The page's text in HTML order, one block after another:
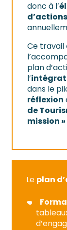
donc à l’
d’actions
Ce travail
plan
l’
dans le
réflexion
de
mission »
Le plan